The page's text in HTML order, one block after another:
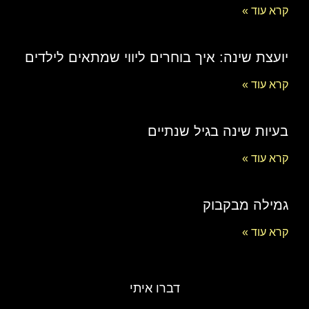
קרא עוד »
יועצת שינה: איך בוחרים ליווי שמתאים לילדים
קרא עוד »
בעיות שינה בגיל שנתיים
קרא עוד »
גמילה מבקבוק
קרא עוד »
דברו איתי